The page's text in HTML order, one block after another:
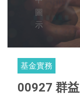
基金實務
00927 群